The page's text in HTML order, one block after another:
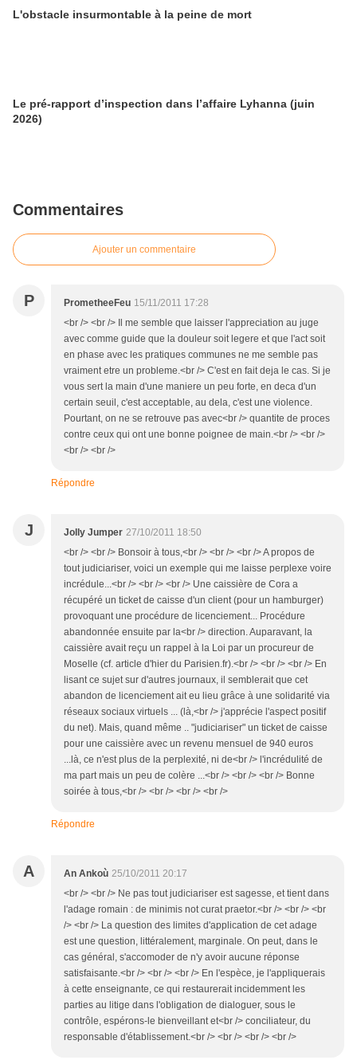
L'obstacle insurmontable à la peine de mort
Le pré-rapport d’inspection dans l’affaire Lyhanna (juin
2026)
Commentaires
Ajouter un commentaire
P PrometheeFeu 15/11/2011 17:28
<br /> <br /> Il me semble que laisser l'appreciation au juge
avec comme guide que la douleur soit legere et que l'act soit
en phase avec les pratiques communes ne me semble pas
vraiment etre un probleme.<br /> C'est en fait deja le cas. Si je
vous sert la main d'une maniere un peu forte, en deca d'un
certain seuil, c'est acceptable, au dela, c'est une violence.
Pourtant, on ne se retrouve pas avec<br /> quantite de proces
contre ceux qui ont une bonne poignee de main.<br /> <br />
<br /> <br />
Répondre
J Jolly Jumper 27/10/2011 18:50
<br /> <br /> Bonsoir à tous,<br /> <br /> <br /> A propos de
tout judiciariser, voici un exemple qui me laisse perplexe voire
incrédule...<br /> <br /> <br /> Une caissière de Cora a
récupéré un ticket de caisse d'un client (pour un hamburger)
provoquant une procédure de licenciement... Procédure
abandonnée ensuite par la<br /> direction. Auparavant, la
caissière avait reçu un rappel à la Loi par un procureur de
Moselle (cf. article d'hier du Parisien.fr).<br /> <br /> <br /> En
lisant ce sujet sur d'autres journaux, il semblerait que cet
abandon de licenciement ait eu lieu grâce à une solidarité via
réseaux sociaux virtuels ... (là,<br /> j'apprécie l'aspect positif
du net). Mais, quand même .. "judiciariser" un ticket de caisse
pour une caissière avec un revenu mensuel de 940 euros
...là, ce n'est plus de la perplexité, ni de<br /> l'incrédulité de
ma part mais un peu de colère ...<br /> <br /> <br /> Bonne
soirée à tous,<br /> <br /> <br /> <br />
Répondre
A An Ankoù 25/10/2011 20:17
<br /> <br /> Ne pas tout judiciariser est sagesse, et tient dans
l'adage romain : de minimis not curat praetor.<br /> <br /> <br
/> <br /> La question des limites d'application de cet adage
est une question, littéralement, marginale. On peut, dans le
cas général, s'accomoder de n'y avoir aucune réponse
satisfaisante.<br /> <br /> <br /> En l'espèce, je l'appliquerais
à cette enseignante, ce qui restaurerait incidemment les
parties au litige dans l'obligation de dialoguer, sous le
contrôle, espérons-le bienveillant et<br /> conciliateur, du
responsable d'établissement.<br /> <br /> <br /> <br />